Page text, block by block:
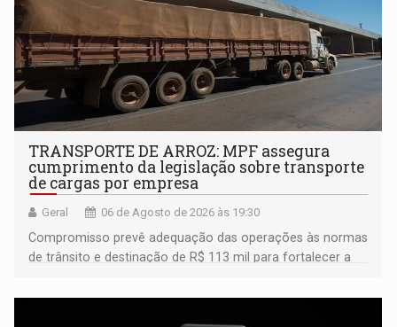
TRANSPORTE DE ARROZ: MPF assegura
cumprimento da legislação sobre transporte
de cargas por empresa
Geral 06 de Agosto de 2026 às 19:30
Compromisso prevê adequação das operações às normas
de trânsito e destinação de R$ 113 mil para fortalecer a